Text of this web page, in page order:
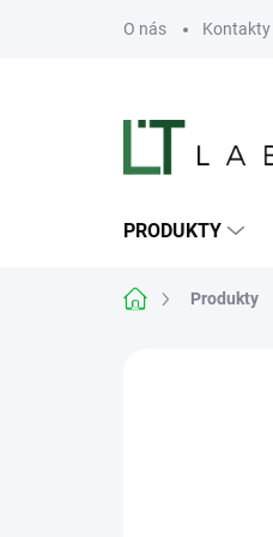
O nás Kontakty
PRODUKTY
DomovProdukty